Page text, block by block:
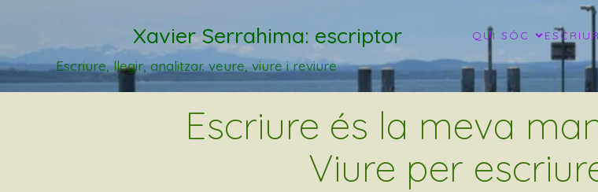
Xavier Serrahima: escriptor QUI SÓC
Escriure, llegir, analitzar. veure, viure i reviure
Escriure és la meva
Viure per